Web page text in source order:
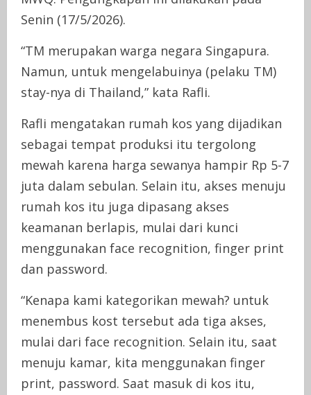
Senin (17/5/2026).
“TM merupakan warga negara Singapura.
Namun, untuk mengelabuinya (pelaku TM)
stay-nya di Thailand,” kata Rafli.
Rafli mengatakan rumah kos yang dijadikan
sebagai tempat produksi itu tergolong
mewah karena harga sewanya hampir Rp 5-7
juta dalam sebulan. Selain itu, akses menuju
rumah kos itu juga dipasang akses
keamanan berlapis, mulai dari kunci
menggunakan face recognition, finger print
dan password.
“Kenapa kami kategorikan mewah? untuk
menembus kost tersebut ada tiga akses,
mulai dari face recognition. Selain itu, saat
menuju kamar, kita menggunakan finger
print, password. Saat masuk di kos itu,